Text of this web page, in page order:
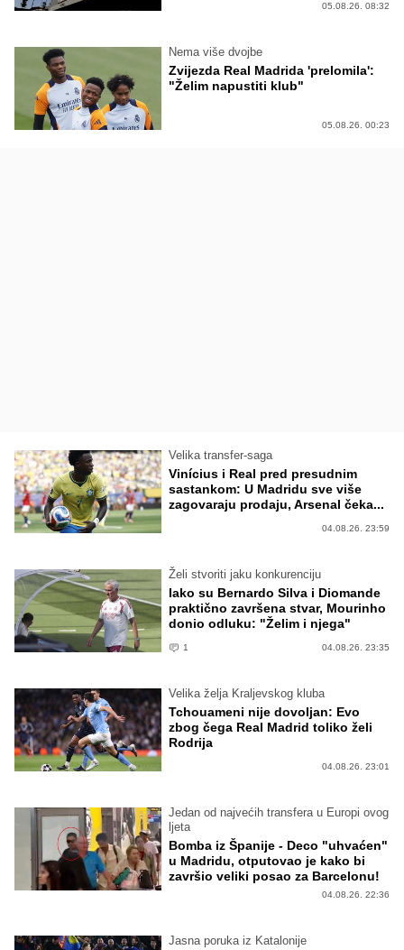
05.08.26. 08:32
Nema više dvojbe
Zvijezda Real Madrida 'prelomila':
"Želim napustiti klub"
05.08.26. 00:23
Velika transfer-saga
Vinícius i Real pred presudnim
sastankom: U Madridu sve više
zagovaraju prodaju, Arsenal čeka...
04.08.26. 23:59
Želi stvoriti jaku konkurenciju
Iako su Bernardo Silva i Diomande
praktično završena stvar, Mourinho
donio odluku: "Želim i njega"
1 04.08.26. 23:35
Velika želja Kraljevskog kluba
Tchouameni nije dovoljan: Evo
zbog čega Real Madrid toliko želi
Rodrija
04.08.26. 23:01
Jedan od najvećih transfera u Europi ovog
ljeta
Bomba iz Španije - Deco "uhvaćen"
u Madridu, otputovao je kako bi
završio veliki posao za Barcelonu!
04.08.26. 22:36
Jasna poruka iz Katalonije